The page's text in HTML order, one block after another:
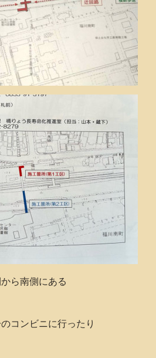
ら南側にある
コンビニに行ったり